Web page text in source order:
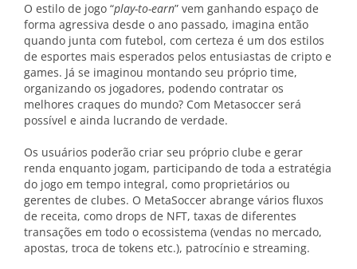
O estilo de jogo “play-to-earn” vem ganhando espaço de
forma agressiva desde o ano passado, imagina então
quando junta com futebol, com certeza é um dos estilos
de esportes mais esperados pelos entusiastas de cripto e
games. Já se imaginou montando seu próprio time,
organizando os jogadores, podendo contratar os
melhores craques do mundo? Com Metasoccer será
possível e ainda lucrando de verdade.
Os usuários poderão criar seu próprio clube e gerar
renda enquanto jogam, participando de toda a estratégia
do jogo em tempo integral, como proprietários ou
gerentes de clubes. O MetaSoccer abrange vários fluxos
de receita, como drops de NFT, taxas de diferentes
transações em todo o ecossistema (vendas no mercado,
apostas, troca de tokens etc.), patrocínio e streaming.